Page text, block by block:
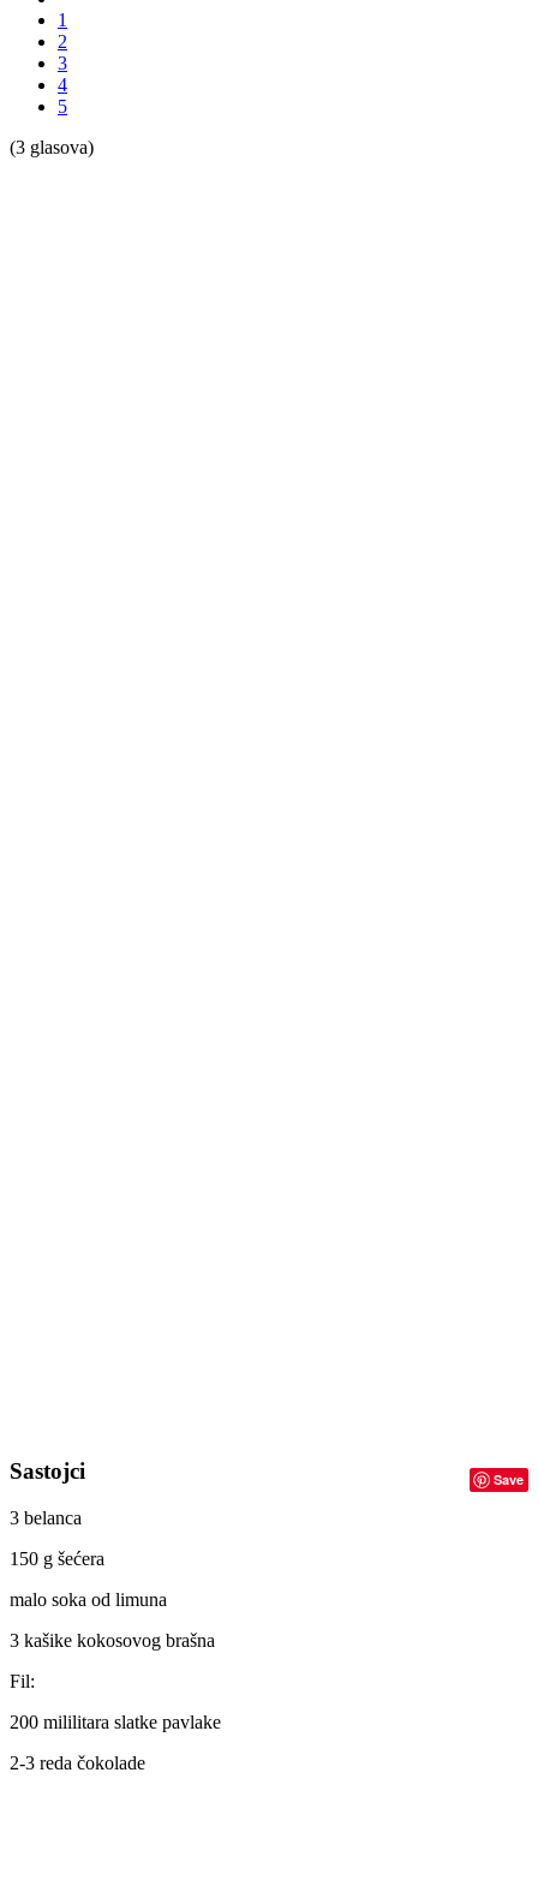
1
2
3
4
5
(3 glasova)
Save
Sastojci
3 belanca
150 g šećera
malo soka od limuna
3 kašike kokosovog brašna
Fil:
200 mililitara slatke pavlake
2-3 reda čokolade